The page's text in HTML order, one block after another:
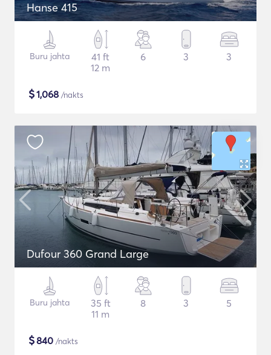
Hanse 415
Buru jahta
41 ft
12 m
6 3 3
$1,068 /nakts
Dufour 360 Grand Large
Buru jahta
35 ft
11 m
8 3 5
$840 /nakts